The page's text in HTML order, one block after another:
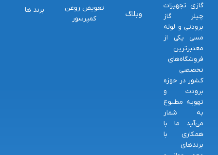
گازی تجهیزات
چیلر گاز
برودتی و لوله
مسی یکی از
معتبرترین
فروشگاه‌های
تخصصی
کشور در حوزه
برودت و
تهویه مطبوع
به شمار
می‌آید ما با
همکاری با
برندهای
وبلاگ
تعویض روغن
کمپرسور
برند ها